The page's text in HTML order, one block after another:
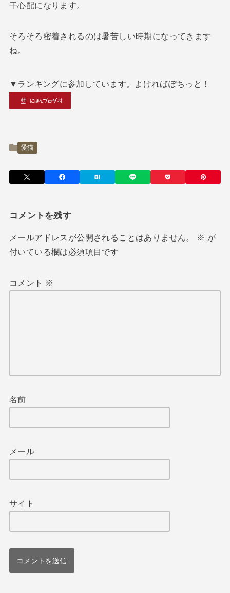
干心配になります。
そろそろ密着されるのは暑苦しい時期になってきます
ね。
▼ランキングに参加しています。よければぽちっと！
愛猫
コメントを残す
メールアドレスが公開されることはありません。 ※ が
付いている欄は必須項目です
コメント ※
名前
メール
サイト